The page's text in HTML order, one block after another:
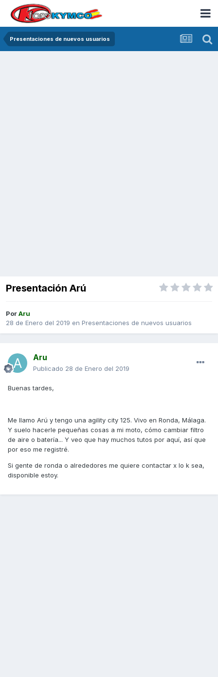
Presentaciones de nuevos usuarios
Presentación Arú
PorAru
28 de Enero del 2019 en Presentaciones de nuevos usuarios
Aru
Publicado 28 de Enero del 2019
Buenas tardes,
Me llamo Arú y tengo una agility city 125. Vivo en Ronda, Málaga.
Y suelo hacerle pequeñas cosas a mi moto, cómo cambiar filtro
de aire o batería... Y veo que hay muchos tutos por aquí, así que
por eso me registré.
Si gente de ronda o alrededores me quiere contactar x lo k sea,
disponible estoy.